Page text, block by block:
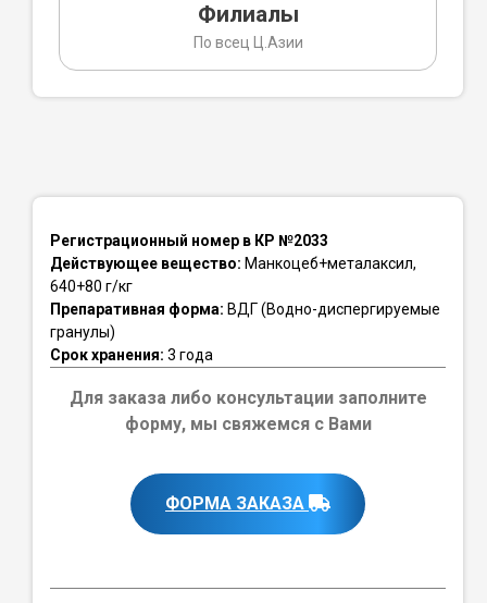
Филиалы
По всец Ц.Азии
Регистрационный номер в КР №2033
Действующее вещество: Манкоцеб+металаксил,
640+80 г/кг
Препаративная форма: ВДГ (Водно-диспергируемые
гранулы)
Срок хранения: 3 года
Для заказа либо консультации заполните
форму, мы свяжемся с Вами
ФОРМА ЗАКАЗА